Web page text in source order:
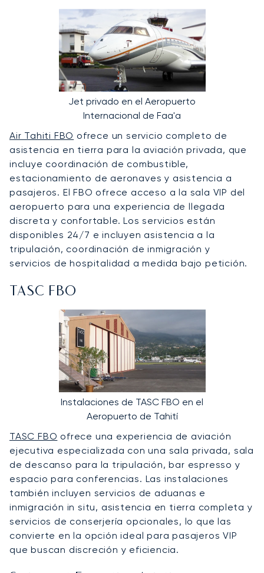
Jet privado en el Aeropuerto
Internacional de Faa'a
Air Tahiti FBO ofrece un servicio completo de
asistencia en tierra para la aviación privada, que
incluye coordinación de combustible,
estacionamiento de aeronaves y asistencia a
pasajeros. El FBO ofrece acceso a la sala VIP del
aeropuerto para una experiencia de llegada
discreta y confortable. Los servicios están
disponibles 24/7 e incluyen asistencia a la
tripulación, coordinación de inmigración y
servicios de hospitalidad a medida bajo petición.
TASC FBO
Instalaciones de TASC FBO en el
Aeropuerto de Tahití
TASC FBO ofrece una experiencia de aviación
ejecutiva especializada con una sala privada, sala
de descanso para la tripulación, bar espresso y
espacio para conferencias. Las instalaciones
también incluyen servicios de aduanas e
inmigración in situ, asistencia en tierra completa y
servicios de conserjería opcionales, lo que las
convierte en la opción ideal para pasajeros VIP
que buscan discreción y eficiencia.